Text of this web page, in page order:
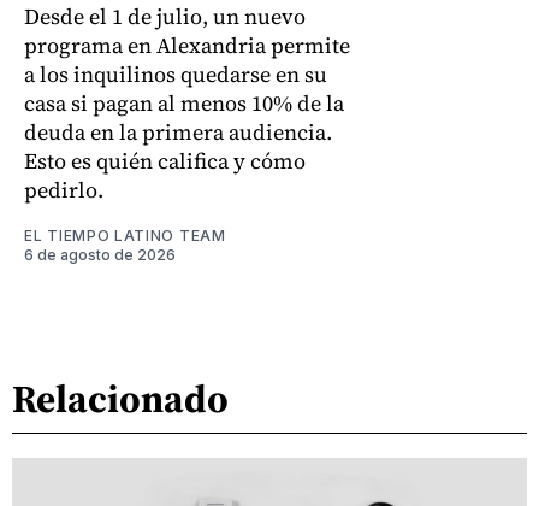
Desde el 1 de julio, un nuevo
programa en Alexandria permite
a los inquilinos quedarse en su
casa si pagan al menos 10% de la
deuda en la primera audiencia.
Esto es quién califica y cómo
pedirlo.
EL TIEMPO LATINO TEAM
6 de agosto de 2026
Relacionado